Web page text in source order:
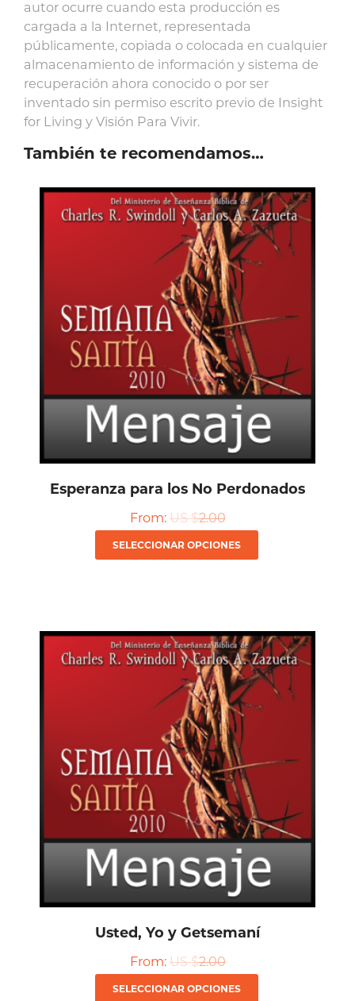
autor ocurre cuando esta producción es
cargada a la Internet, representada
públicamente, copiada o colocada en cualquier
almacenamiento de información y sistema de
recuperación ahora conocido o por ser
inventado sin permiso escrito previo de Insight
for Living y Visión Para Vivir.
También te recomendamos…
Esperanza para los No Perdonados
From: US $2.00
SELECCIONAR OPCIONES
variantes.
Las
opciones
elegir
la
página
de
Usted, Yo y Getsemaní
From: US $2.00
SELECCIONAR OPCIONES